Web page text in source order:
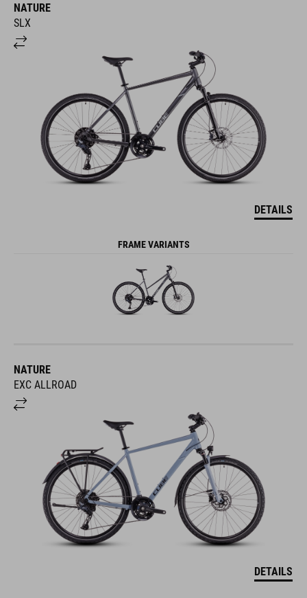
NATURE
SLX
DETAILS
FRAME VARIANTS
NATURE
EXC ALLROAD
DETAILS